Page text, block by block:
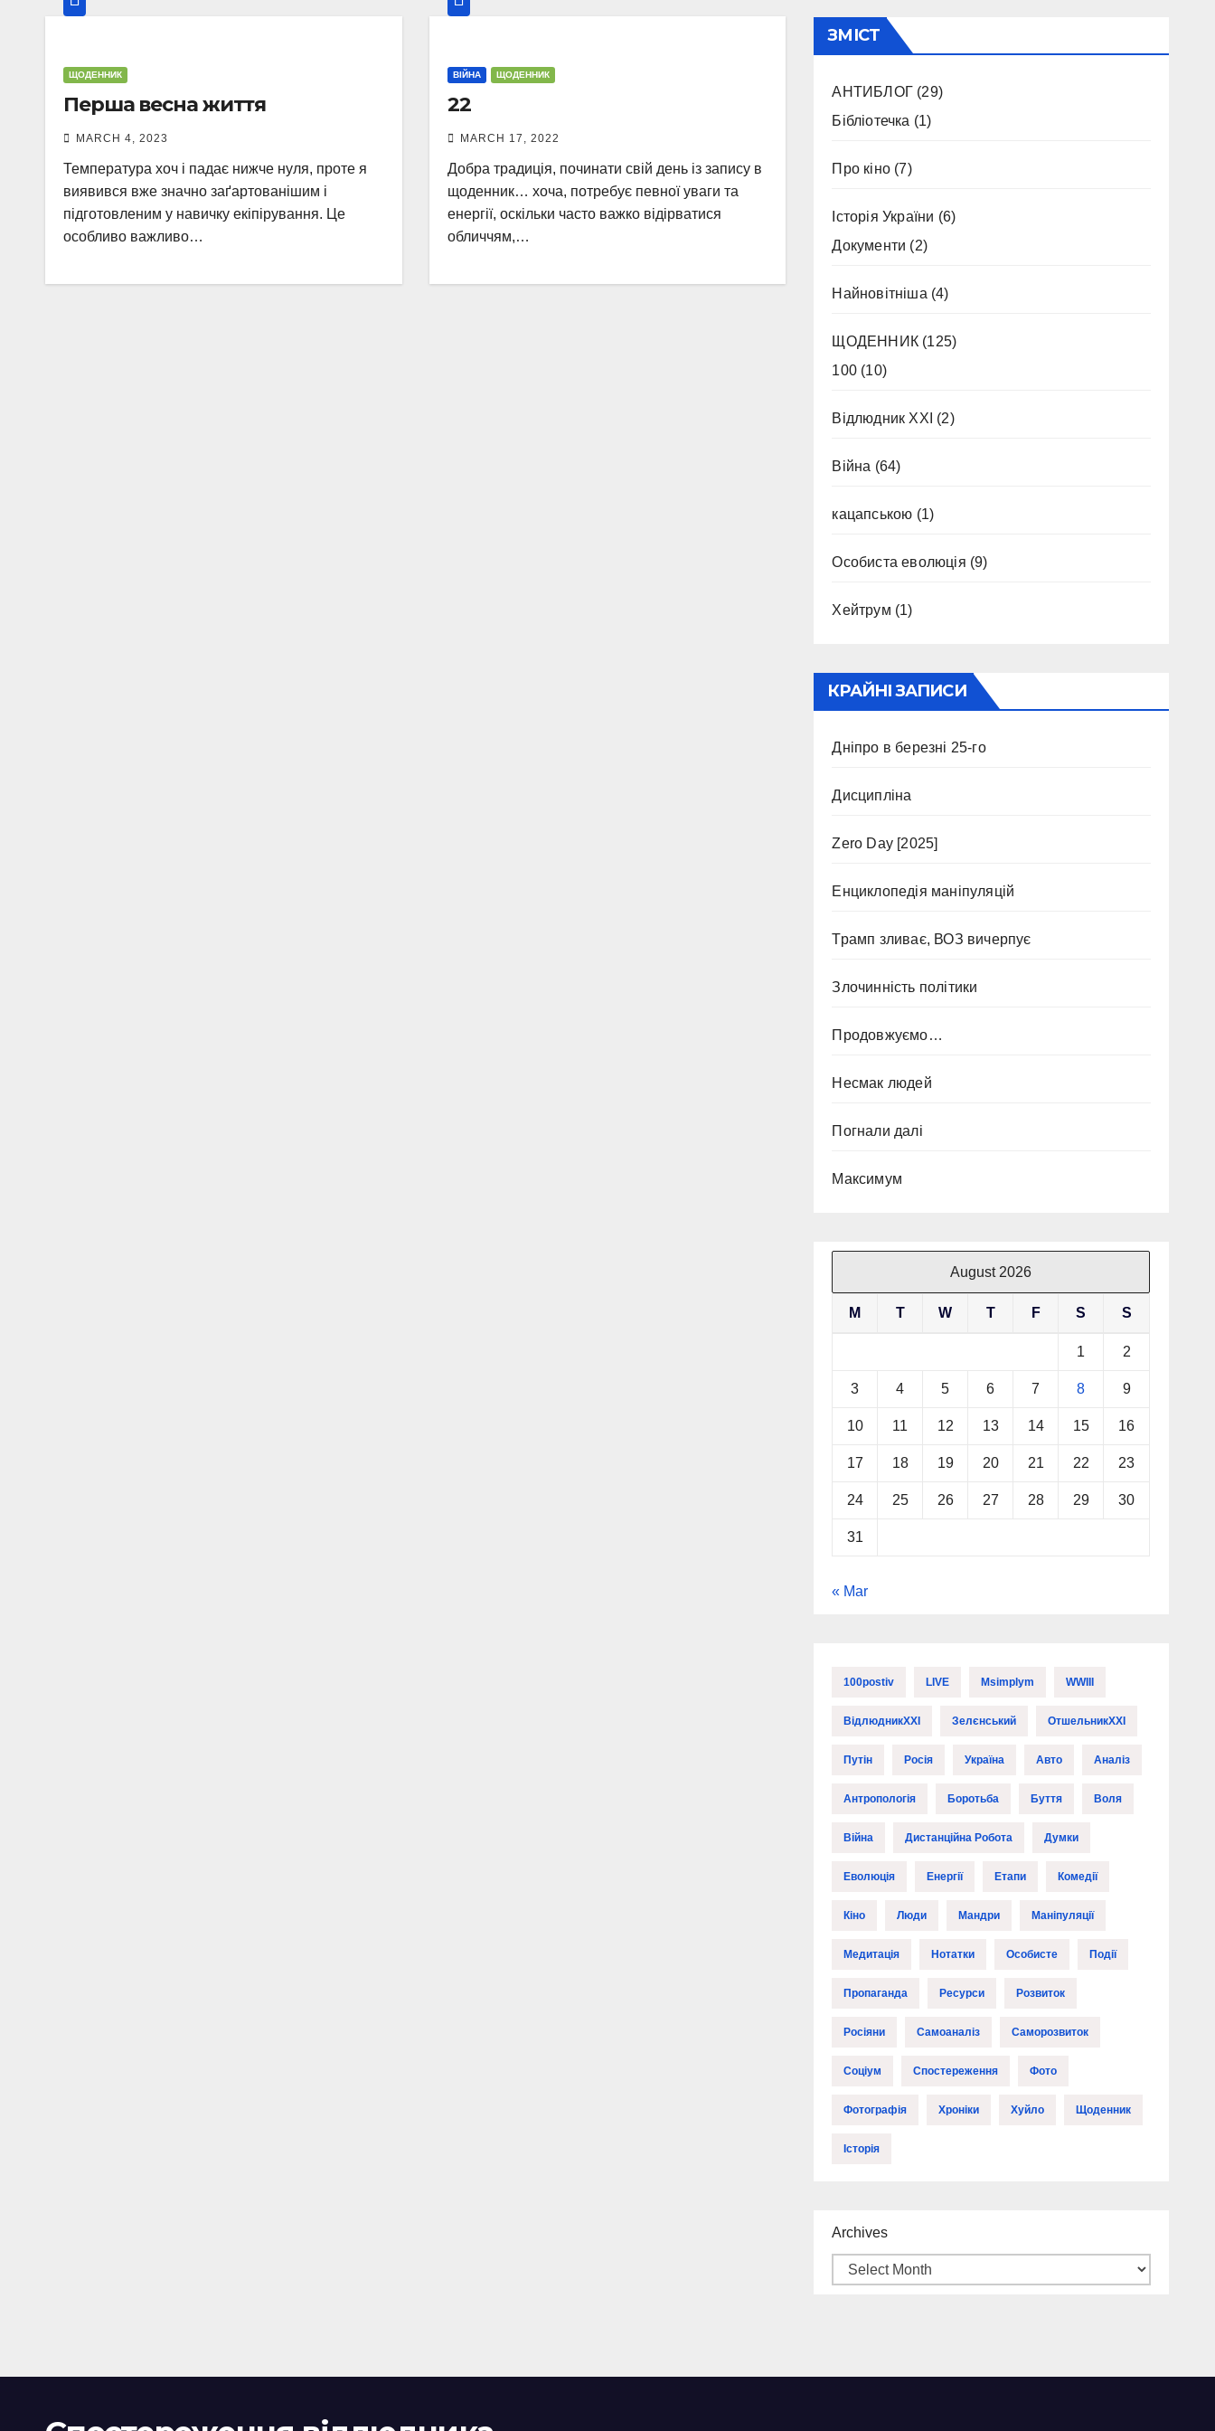
ЩОДЕННИК
Перша весна життя
MARCH 4, 2023
Температура хоч і падає нижче нуля, проте я
виявився вже значно заґартованішим і
підготовленим у навичку екіпірування. Це
особливо важливо…
ВІЙНА ЩОДЕННИК
22
MARCH 17, 2022
Добра традиція, починати свій день із запису в
щоденник… хоча, потребує певної уваги та
енергії, оскільки часто важко відірватися
обличчям,…
ЗМІСТ
АНТИБЛОГ(29)
Бібліотечка (1)
Про кіно(7)
Історія України (6)
Документи (2)
Найновітніша (4)
ЩОДЕННИК(125)
100(10)
Відлюдник XXI (2)
Війна (64)
кацапською (1)
Особиста еволюція (9)
Хейтрум (1)
КРАЙНІ ЗАПИСИ
Дніпро в березні 25-го
Дисципліна
Zero Day [2025]
Енциклопедія маніпуляцій
Трамп зливає, ВОЗ вичерпує
Злочинність політики
Продовжуємо…
Несмак людей
Погнали далі
Максимум
August 2026
M T W T F S S
1 2
3 4 5 6 7 8 9
10 11 12 13 14 15 16
17 18 19 20 21 22 23
24 25 26 27 28 29 30
31
« Mar
100postiv LIVE Msimplym WWIII
ВідлюдникXXI Зелєнський ОтшельникXXI
Путін Росія Україна Авто Аналіз
Антропологія Боротьба Буття Воля
Війна Дистанційна Робота Думки
Еволюція Енергії Етапи Комедії
Кіно Люди Мандри Маніпуляції
Медитація Нотатки Особисте Події
Пропаганда Ресурси Розвиток
Росіяни Самоаналіз Саморозвиток
Соціум Спостереження Фото
Фотографія Хроніки Хуйло Щоденник
Історія
Archives